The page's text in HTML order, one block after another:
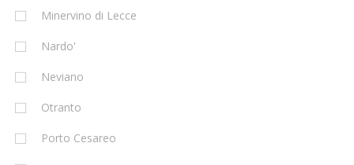
Minervino di Lecce
Nardo'
Neviano
Otranto
Porto Cesareo